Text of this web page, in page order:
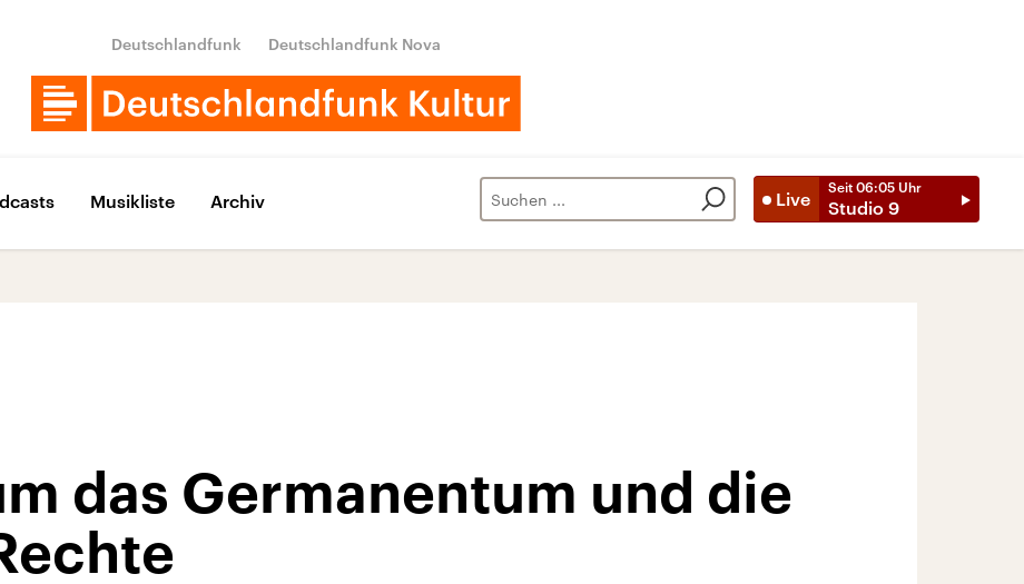
Deutschlandfunk Deutschlandfunk Nova
Live
Seit 06:05 Uhr
Studio 9
Musikliste Archiv
das Germanentum und die